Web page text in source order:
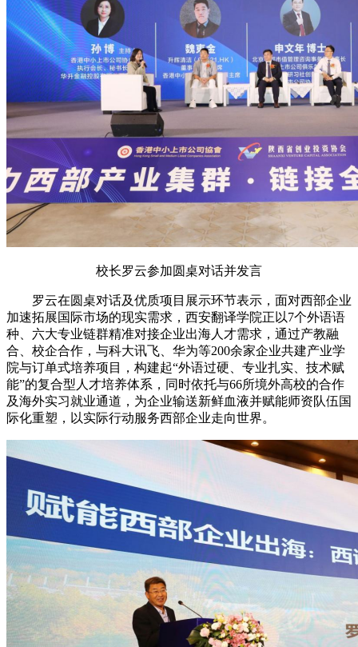
校长罗云参加圆桌对话并发言
罗云在圆桌对话及优质项目展示环节表示，面对西部企业
加速拓展国际市场的现实需求，西安翻译学院正以7个外语语
种、六大专业链群精准对接企业出海人才需求，通过产教融
合、校企合作，与科大讯飞、华为等200余家企业共建产业学
院与订单式培养项目，构建起“外语过硬、专业扎实、技术赋
能”的复合型人才培养体系，同时依托与66所境外高校的合作
及海外实习就业通道，为企业输送新鲜血液并赋能师资队伍国
际化重塑，以实际行动服务西部企业走向世界。